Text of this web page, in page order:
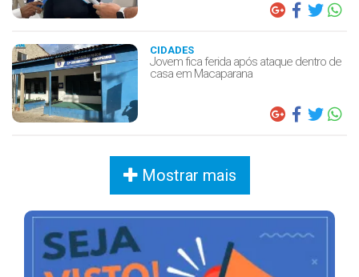
CIDADES
Jovem fica ferida após ataque dentro de
casa em Macaparana
Mostrar mais